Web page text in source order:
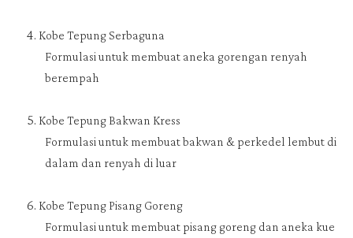
Kobe Tepung Serbaguna
Formulasi untuk membuat aneka gorengan renyah
berempah
Kobe Tepung Bakwan Kress
Formulasi untuk membuat bakwan & perkedel lembut di
dalam dan renyah di luar
Kobe Tepung Pisang Goreng
Formulasi untuk membuat pisang goreng dan aneka kue